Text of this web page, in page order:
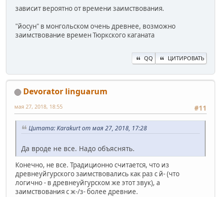
зависит вероятно от времени заимствования.
"йосун" в монгольском очень древнее, возможно
заимствование времен Тюркского каганата
QQ ЦИТИРОВАТЬ
Devorator linguarum
#11
мая 27, 2018, 18:55
Цитата: Karakurt от мая 27, 2018, 17:28
Да вроде не все. Надо объяснять.
Конечно, не все. Традиционно считается, что из
древнеуйгурского заимствовались как раз с й- (что
логично - в древнеуйгурском же этот звук), а
заимствования с ж-/з- более древние.